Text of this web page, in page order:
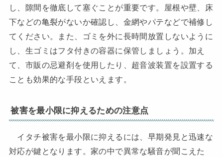
し、隙間を徹底して塞ぐことが重要です。屋根や壁、床
下などの亀裂がないか確認し、金網やパテなどで補修し
てください。また、ゴミを外に長時間放置しないように
し、生ゴミはフタ付きの容器に保管しましょう。加え
て、市販の忌避剤を使用したり、超音波装置を設置する
ことも効果的な手段といえます。
被害を最小限に抑えるための注意点
イタチ被害を最小限に抑えるには、早期発見と迅速な
対応が鍵となります。家の中で異常な騒音が聞こえた